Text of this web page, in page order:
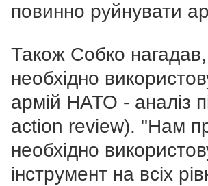
повинно руйнувати
Також Собко
необхідно
армій НАТО - аналіз
action review). "Нам
необхідно
інструмент на всіх